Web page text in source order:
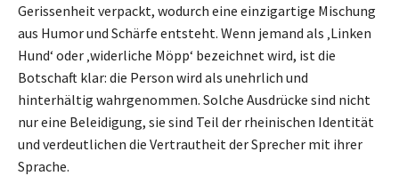
Gerissenheit verpackt, wodurch eine einzigartige Mischung
aus Humor und Schärfe entsteht. Wenn jemand als ‚Linken
Hund‘ oder ‚widerliche Möpp‘ bezeichnet wird, ist die
Botschaft klar: die Person wird als unehrlich und
hinterhältig wahrgenommen. Solche Ausdrücke sind nicht
nur eine Beleidigung, sie sind Teil der rheinischen Identität
und verdeutlichen die Vertrautheit der Sprecher mit ihrer
Sprache.